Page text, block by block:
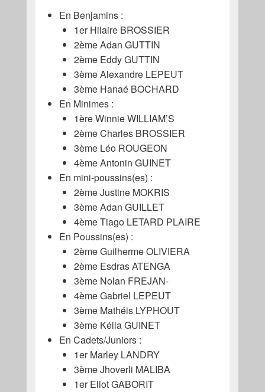
En Benjamins :
1er Hilaire BROSSIER
2ème Adan GUTTIN
2ème Eddy GUTTIN
3ème Alexandre LEPEUT
3ème Hanaé BOCHARD
En Minimes :
1ère Winnie WILLIAM’S
2ème Charles BROSSIER
3ème Léo ROUGEON
4ème Antonin GUINET
En mini-poussins(es) :
2ème Justine MOKRIS
3ème Adan GUILLET
4ème Tiago LETARD PLAIRE
En Poussins(es) :
2ème Guilherme OLIVIERA
2ème Esdras ATENGA
3ème Nolan FREJAN-
4ème Gabriel LEPEUT
3ème Mathéis LYPHOUT
3ème Kélia GUINET
En Cadets/Juniors :
1er Marley LANDRY
3ème Jhoverli MALIBA
1er Eliot GABORIT